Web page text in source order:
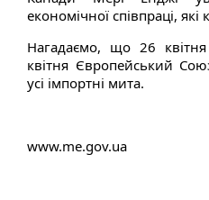
економічної співпраці,
Нагадаємо, що 26
квітня Європейський
усі імпортні мита.
www.me.gov.ua